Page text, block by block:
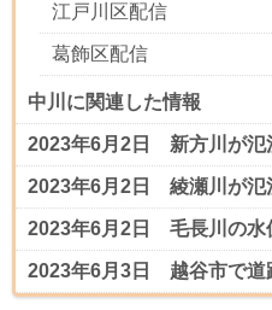
江戸川区配信
葛飾区配信
中川に関連した情報
2023年6月2日 新方川が氾
2023年6月2日 綾瀬川が氾
2023年6月2日 毛長川の水
2023年6月3日 越谷市で道